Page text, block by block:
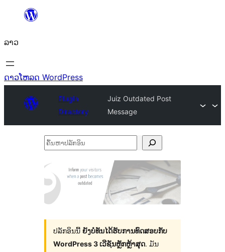
ທີ່
ເນື້ອຫາ
ລາວ
ດາວໂຫລດ WordPress
Plugin
Directory
Juiz Outdated Post
Message
ຄົ້ນ
ລັກ
ອິນ
ປລັກອິນນີ້ ຍັງບໍ່ທັນໄດ້ຮັບການທົດສອບກັບ
WordPress 3 ເວີຊັນຫຼັກຫຼ້າສຸດ. ມັນ